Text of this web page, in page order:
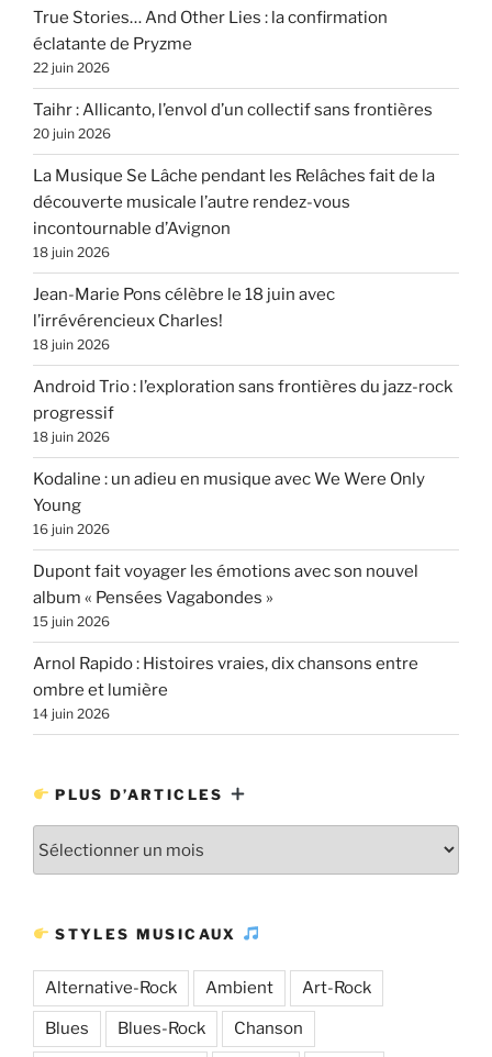
True Stories… And Other Lies : la confirmation
éclatante de Pryzme
22 juin 2026
Taihr : Allicanto, l’envol d’un collectif sans frontières
20 juin 2026
La Musique Se Lâche pendant les Relâches fait de la
découverte musicale l’autre rendez-vous
incontournable d’Avignon
18 juin 2026
Jean-Marie Pons célèbre le 18 juin avec
l’irrévérencieux Charles!
18 juin 2026
Android Trio : l’exploration sans frontières du jazz-rock
progressif
18 juin 2026
Kodaline : un adieu en musique avec We Were Only
Young
16 juin 2026
Dupont fait voyager les émotions avec son nouvel
album « Pensées Vagabondes »
15 juin 2026
Arnol Rapido : Histoires vraies, dix chansons entre
ombre et lumière
14 juin 2026
PLUS D’ARTICLES
STYLES MUSICAUX
Alternative-Rock Ambient Art-Rock
Blues Blues-Rock Chanson